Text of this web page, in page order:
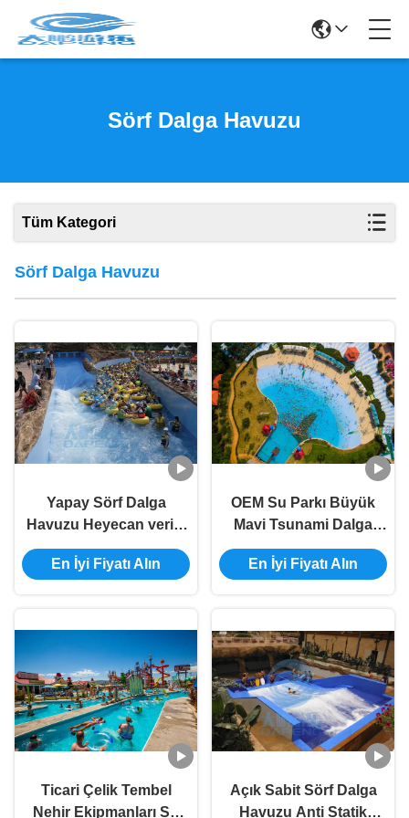
Sörf Dalga Havuzu
Tüm Kategori
Sörf Dalga Havuzu
Yapay Sörf Dalga
Havuzu Heyecan verici
Su Parkı Tembel Nehir
Özelleştirilmiş
En İyi Fiyatı Alın
OEM Su Parkı Büyük
Mavi Tsunami Dalga
Havuzu Anti UV Çelik
Yapay Sörf Makinesi
En İyi Fiyatı Alın
Ticari Çelik Tembel
Nehir Ekipmanları Su
Açık Sabit Sörf Dalga
Havuzu Anti Statik